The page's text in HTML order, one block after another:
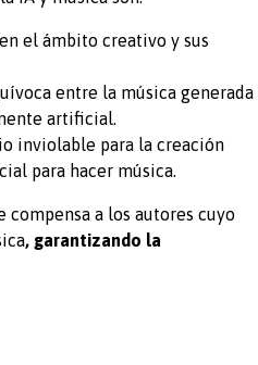
el ámbito creativo y sus
entre la música generada
artificial.
inviolable para la creación
para hacer música.
a los autores cuyo
, garantizando la